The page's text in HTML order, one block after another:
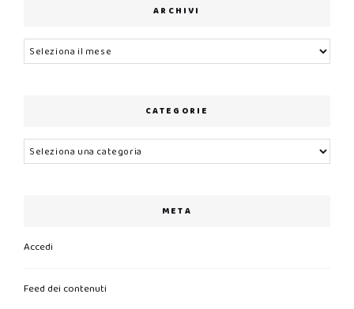
ARCHIVI
Archivi
CATEGORIE
Categorie
META
Accedi
Feed dei contenuti